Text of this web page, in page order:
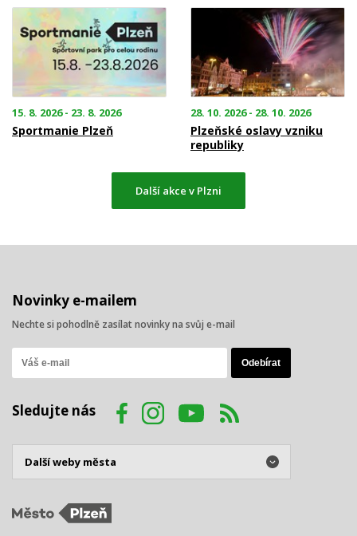
15. 8. 2026 - 23. 8. 2026
Sportmanie Plzeň
28. 10. 2026 - 28. 10. 2026
Plzeňské oslavy vzniku
republiky
Další akce v Plzni
Novinky e-mailem
Nechte si pohodlně zasílat novinky na svůj e-mail
Sledujte nás